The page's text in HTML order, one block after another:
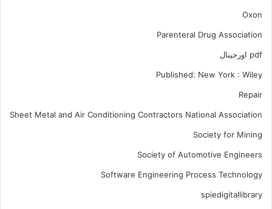
Oxon
Parenteral Drug Association
pdf اورجینال
Published: New York : Wiley
Repair
Sheet Metal and Air Conditioning Contractors National Association
Society for Mining
Society of Automotive Engineers
Software Engineering Process Technology
spiedigitallibrary